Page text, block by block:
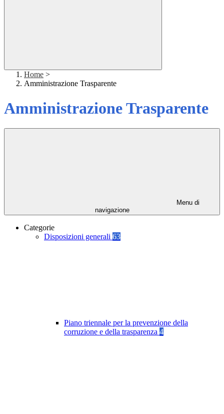
Home >
Amministrazione Trasparente
Amministrazione Trasparente
Menu di
navigazione
Categorie
Disposizioni generali 63
Piano triennale per la prevenzione della
corruzione e della trasparenza 4